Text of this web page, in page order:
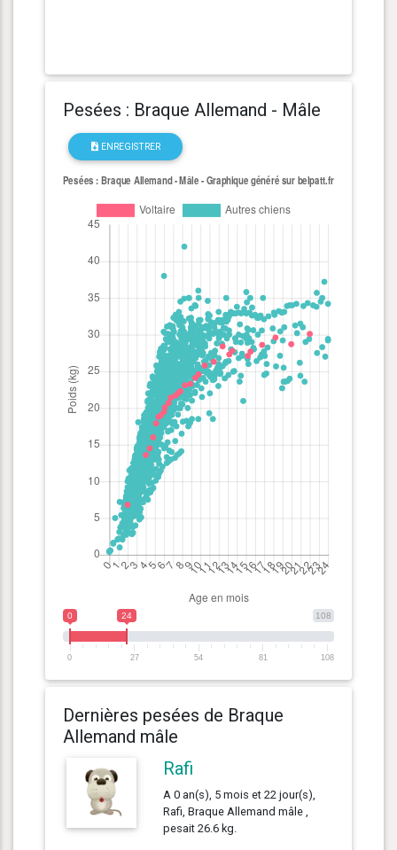
Pesées : Braque Allemand - Mâle
ENREGISTRER
108
0 24
0 27 54 81 108
Dernières pesées de Braque
Allemand mâle
Rafi
A 0 an(s), 5 mois et 22 jour(s),
Rafi, Braque Allemand mâle ,
pesait 26.6 kg.